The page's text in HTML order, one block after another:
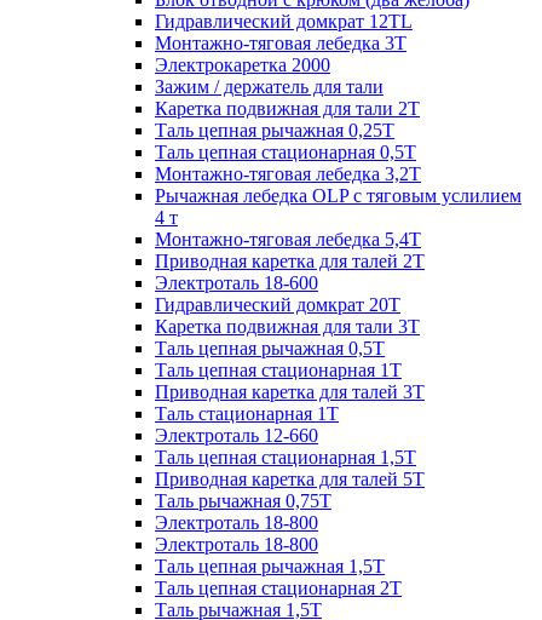
Гидравлический домкрат 12TL
Монтажно-тяговая лебедка 3Т
Электрокаретка 2000
Зажим / держатель для тали
Каретка подвижная для тали 2Т
Таль цепная рычажная 0,25Т
Таль цепная стационарная 0,5Т
Монтажно-тяговая лебедка 3,2Т
Рычажная лебедка OLP с тяговым услилием
4 т
Монтажно-тяговая лебедка 5,4Т
Приводная каретка для талей 2Т
Электроталь 18-600
Гидравлический домкрат 20T
Каретка подвижная для тали 3Т
Таль цепная рычажная 0,5Т
Таль цепная стационарная 1Т
Приводная каретка для талей 3Т
Таль стационарная 1Т
Электроталь 12-660
Таль цепная стационарная 1,5Т
Приводная каретка для талей 5Т
Таль рычажная 0,75Т
Электроталь 18-800
Электроталь 18-800
Таль цепная рычажная 1,5Т
Таль цепная стационарная 2Т
Таль рычажная 1,5Т